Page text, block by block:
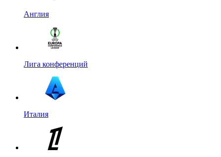
Англия
Лига конференций
Италия